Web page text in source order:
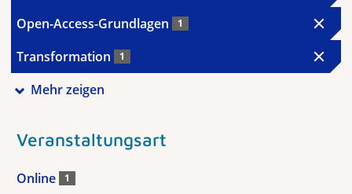
Open-Access-Grundlagen 1
Transformation 1
Mehr zeigen
Veranstaltungsart
Online 1